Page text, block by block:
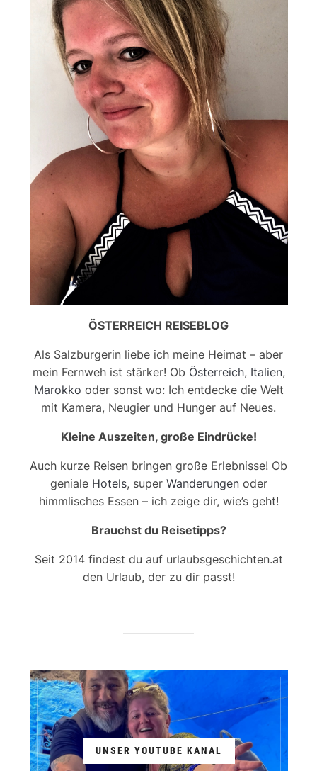
ÖSTERREICH REISEBLOG
Als Salzburgerin liebe ich meine Heimat – aber
mein Fernweh ist stärker! Ob Österreich, Italien,
Marokko oder sonst wo: Ich entdecke die Welt
mit Kamera, Neugier und Hunger auf Neues.
Kleine Auszeiten, große Eindrücke!
Auch kurze Reisen bringen große Erlebnisse! Ob
geniale Hotels, super Wanderungenoder
himmlisches Essen – ich zeige dir, wie’s geht!
Brauchst du Reisetipps?
Seit 2014 findest du auf urlaubsgeschichten.at
den Urlaub, der zu dir passt!
UNSER YOUTUBE KANAL